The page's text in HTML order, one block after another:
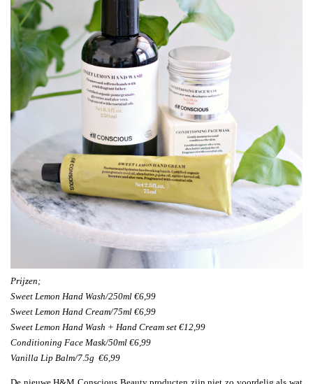
Prijzen;
Sweet Lemon Hand Wash/250ml €6,99
Sweet Lemon Hand Cream/75ml €6,99
Sweet Lemon Hand Wash + Hand Cream set €12,99
Conditioning Face Mask/50ml €6,99
Vanilla Lip Balm/7.5g €6,99